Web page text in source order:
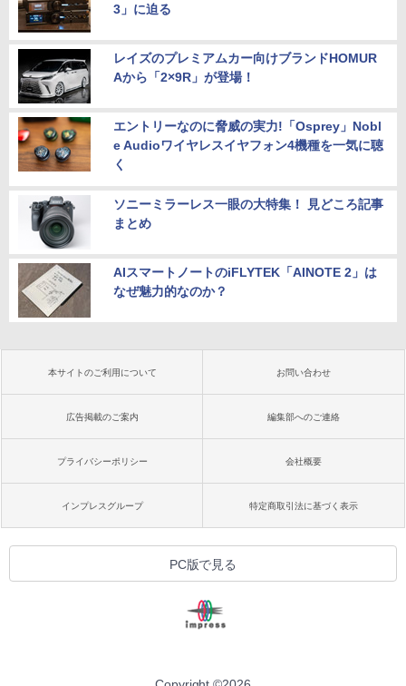
3」に迫る
レイズのプレミアムカー向けブランドHOMUR
Aから「2×9R」が登場！
エントリーなのに脅威の実力!「Osprey」Nobl
e Audioワイヤレスイヤフォン4機種を一気に聴
く
ソニーミラーレス一眼の大特集！ 見どころ記事
まとめ
AIスマートノートのiFLYTEK「AINOTE 2」は
なぜ魅力的なのか？
本サイトのご利用について お問い合わせ
広告掲載のご案内 編集部へのご連絡
プライバシーポリシー 会社概要
インプレスグループ 特定商取引法に基づく表示
PC版で見る